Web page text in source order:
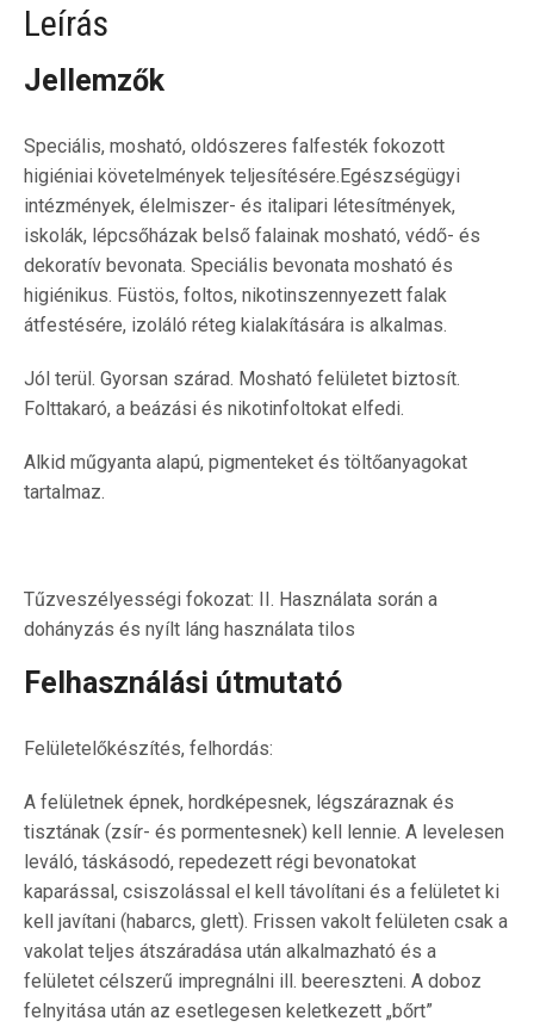
Leírás
Jellemzők
Speciális, mosható, oldószeres falfesték fokozott
higiéniai követelmények teljesítésére.Egészségügyi
intézmények, élelmiszer- és italipari létesítmények,
iskolák, lépcsőházak belső falainak mosható, védő- és
dekoratív bevonata. Speciális bevonata mosható és
higiénikus. Füstös, foltos, nikotinszennyezett falak
átfestésére, izoláló réteg kialakítására is alkalmas.
Jól terül. Gyorsan szárad. Mosható felületet biztosít.
Folttakaró, a beázási és nikotinfoltokat elfedi.
Alkid műgyanta alapú, pigmenteket és töltőanyagokat
tartalmaz.
Tűzveszélyességi fokozat: II. Használata során a
dohányzás és nyílt láng használata tilos
Felhasználási útmutató
Felületelőkészítés, felhordás:
A felületnek épnek, hordképesnek, légszáraznak és
tisztának (zsír- és pormentesnek) kell lennie. A levelesen
leváló, táskásodó, repedezett régi bevonatokat
kaparással, csiszolással el kell távolítani és a felületet ki
kell javítani (habarcs, glett). Frissen vakolt felületen csak a
vakolat teljes átszáradása után alkalmazható és a
felületet célszerű impregnálni ill. beereszteni. A doboz
felnyitása után az esetlegesen keletkezett „bőrt”